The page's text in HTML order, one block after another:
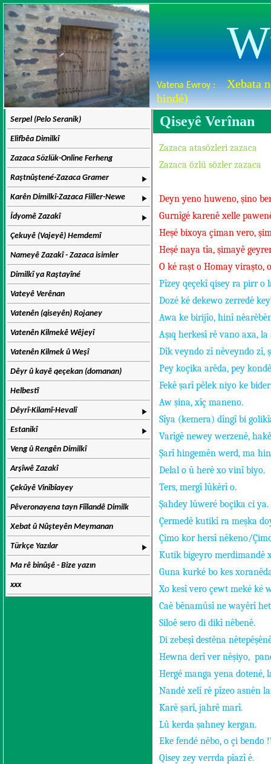
Vatena Ewroy :
Xebata
bindé)
Serpel (Pelo Seranik)
Elifbêa Dimilkî
Zazaca Sözlük-Online Ferheng
Raştnûştené-Zazaca Gramer
Karên Dimilkî-Zazaca Fiiller-Newe
Îdyomê Zazakî
Çekuyê (Vajeyê) Hemdemî
Nameyê Zazakî - Zazaca isimler
Dimilkî ya Raştayîné
Vateyê Verênan
Vatenên (qiseyên) Rojaney
Vatenên Kilmekê Wêjeyî
Vatenên Kilmek û Weşî
Dêyr û kayê qeçekan (domanan)
Helbestî
Dêyrî-Kilamî-Hevalî
Estanikî
Veng û Rengên Dimilkî
Arşîwê Zazakî
Çekûyê Vinîbîayey
Pêveronayena tayn Fîîlandê Dimilk
Xebat û Nûşteyên Meymanan
Türkçe Yazılar
Ma rê binûşê - Bize yazın
xxx
Qiseyê Verînan
Zazaca atasözleri zazaca
Zazaca özlü sözler zazaca
Deyn yeno huweno, şino
Gurnîgé karenê xelle
Heşé bixoya çiman vero,
Heşé naya tîa, şimayê
O ké raşt o Homay viraşto,
Pîzey qeçekî qisey ra pirr o
Dozé ké dekewo zerredê
Awa ke birijîo, hinî
Aşıq herkesî rê vano axa,
Dîk veyndo zî nêveyndo zî,
Pey koçika arêda, pey
Fekê şarî pêlek niyo ke
Aw şina, xîç maneno.
Sîya (kemera) dîngî bi
Varîgê newey werzenê,
Şarî hingemên werd, ma
Delal o û herê xo vinî biyo.
Ters, mergî lûkêrî o.
Şahdey lûweré boçika ci ya.
Çermedê kutikî ra meşka
Çimo kor hersî nêkeno/
Kutik bigeyro merdimandê
Guna kurké bo kes
Xo kesî vero çewt meké ké
Caê bênamûsî ne wayêrî
Siloê sero di dikî nêbenê.
Di zebeşî destêna
Hewna derî ver nêşiyo,
Hergé manga yena dotené,
Nandê xelî rê pîzeo asnên
Karê şarî, jahrê marî.
Lû kerda şahney kergan.
Eke fendé nêbo, o çi bendo
Qisey zey verrda pîazî ê.